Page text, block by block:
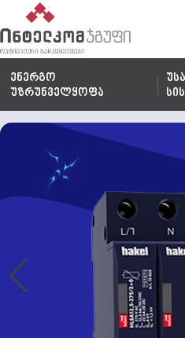
ენერგო
უზრუნველყოფა